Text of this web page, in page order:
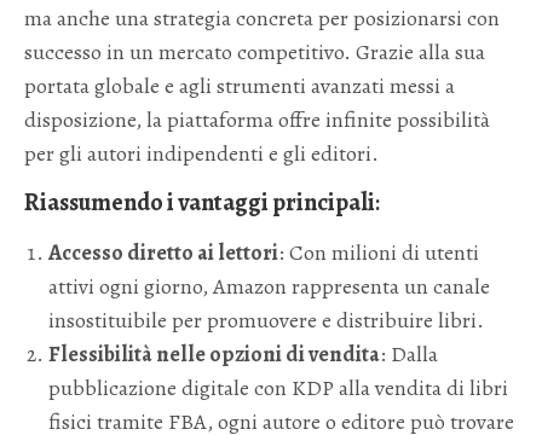
ma anche una strategia concreta per posizionarsi con
successo in un mercato competitivo. Grazie alla sua
portata globale e agli strumenti avanzati messi a
disposizione, la piattaforma offre infinite possibilità
per gli autori indipendenti e gli editori.
Riassumendo i vantaggi principali:
Accesso diretto ai lettori: Con milioni di utenti
attivi ogni giorno, Amazon rappresenta un canale
insostituibile per promuovere e distribuire libri.
Flessibilità nelle opzioni di vendita: Dalla
pubblicazione digitale con KDP alla vendita di libri
fisici tramite FBA, ogni autore o editore può trovare